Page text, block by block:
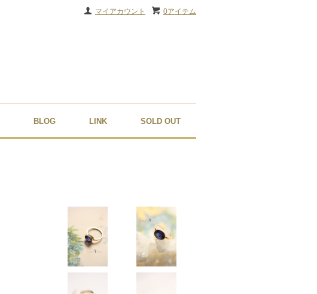
0アイテム
マイアカウント
BLOG LINK SOLD OUT